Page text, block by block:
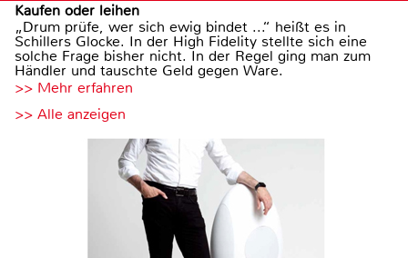
Kaufen oder leihen
„Drum prüfe, wer sich ewig bindet ...“ heißt es in
Schillers Glocke. In der High Fidelity stellte sich eine
solche Frage bisher nicht. In der Regel ging man zum
Händler und tauschte Geld gegen Ware.
>> Mehr erfahren
>> Alle anzeigen